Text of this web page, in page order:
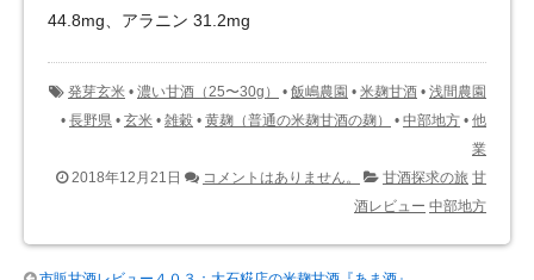
44.8mg、アラニン 31.2mg
発芽玄米 • 濃い甘酒（25〜30g） • 飯嶋農園 • 米麹甘酒 • 浅間農園
• 長野県 • 玄米 • 雑穀 • 黄麹（普通の米麹甘酒の麹） • 中部地方 • 他
業
2018年12月21日
コメントはありません。 甘酒探求の旅 甘
酒レビュー 中部地方